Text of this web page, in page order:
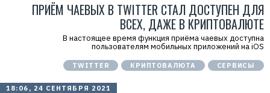
ПРИЁМ ЧАЕВЫХ В TWITTER СТАЛ ДОСТУПЕН ДЛЯ
ВСЕХ, ДАЖЕ В КРИПТОВАЛЮТЕ
В настоящее время функция приёма чаевых доступна
пользователям мобильных приложений на iOS
TWITTER КРИПТОВАЛЮТА СЕРВИСЫ
18:06, 24 СЕНТЯБРЯ 2021